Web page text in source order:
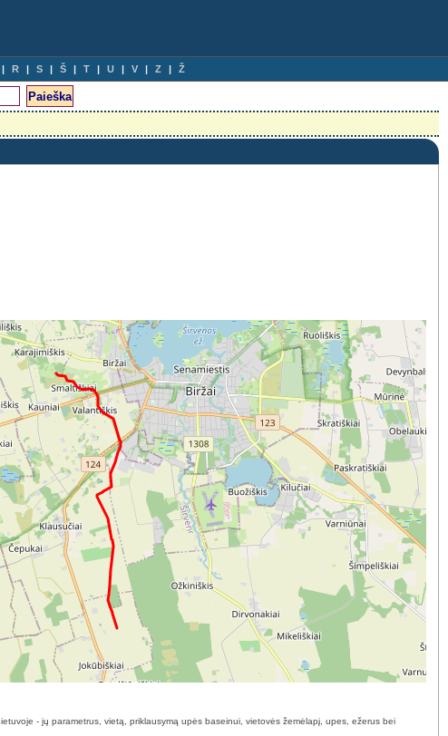
R S Š T U V Z Ž
- jų parametrus, vietą, priklausymą upės baseinui, vietovės žemėlapį, upes, ežerus bei